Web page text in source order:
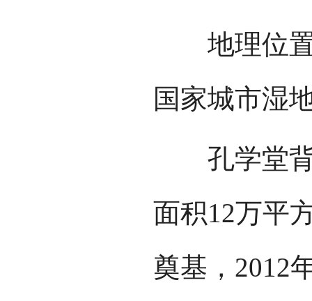
地理位置
国家城市湿
孔学堂背
面积12万平
奠基，2012